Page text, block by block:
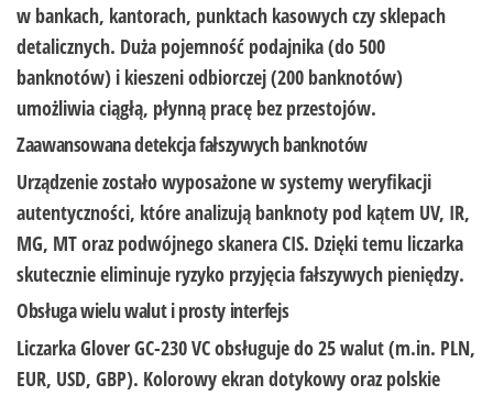
w bankach, kantorach, punktach kasowych czy sklepach
detalicznych. Duża pojemność podajnika (do 500
banknotów) i kieszeni odbiorczej (200 banknotów)
umożliwia ciągłą, płynną pracę bez przestojów.
Zaawansowana detekcja fałszywych banknotów
Urządzenie zostało wyposażone w systemy weryfikacji
autentyczności, które analizują banknoty pod kątem UV, IR,
MG, MT oraz podwójnego skanera CIS. Dzięki temu liczarka
skutecznie eliminuje ryzyko przyjęcia fałszywych pieniędzy.
Obsługa wielu walut i prosty interfejs
Liczarka Glover GC-230 VC obsługuje do25 walut(m.in. PLN,
EUR, USD, GBP). Kolorowyekran dotykowyoraz polskie